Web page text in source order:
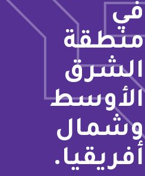
في
منطقة
الشرق
الأوسط
وشمال
أفريقيا.